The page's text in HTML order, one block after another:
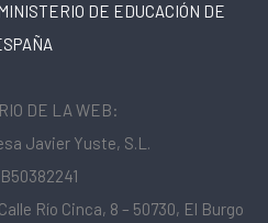
DE EDUCACIÓN DE
DE LA WEB:
Javier Yuste, S.L.
Río Cinca, 8 – 50730, El Burgo